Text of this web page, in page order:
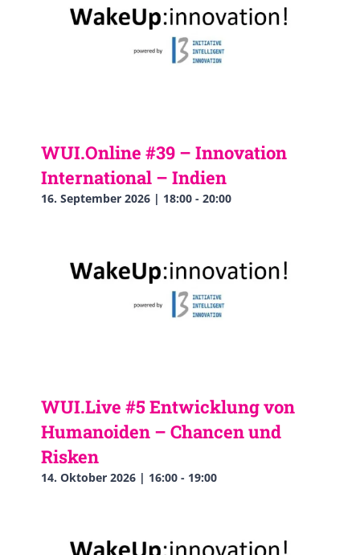
WUI.Online #39 – Innovation
International – Indien
16. September 2026 | 18:00 - 20:00
WUI.Live #5 Entwicklung von
Humanoiden – Chancen und
Risken
14. Oktober 2026 | 16:00 - 19:00